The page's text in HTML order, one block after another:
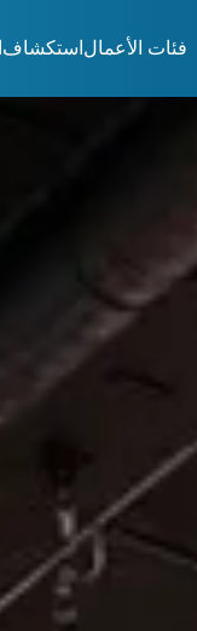
فئات الأعمال استكشاف